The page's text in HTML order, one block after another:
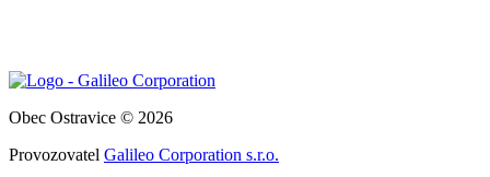
Obec Ostravice © 2026
Provozovatel Galileo Corporation s.r.o.